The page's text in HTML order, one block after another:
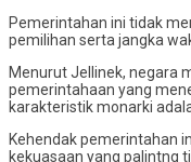
Pemerintahan ini tidak
pemilihan serta jangka
Menurut Jellinek, negara
pemerintahaan yang
karakteristik monarki
Kehendak pemerintahan
kekuasaan yang palintng